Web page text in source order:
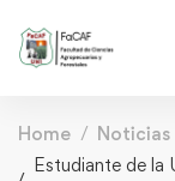
Home Noticias
Estudiante de la